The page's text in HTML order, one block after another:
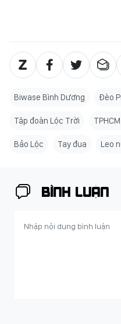
Biwase Bình Dương Đèo
Tập đoàn Lộc Trời
Bảo Lộc Tay đua Leo
BÌNH LUẬN